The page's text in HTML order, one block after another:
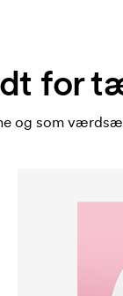
for
og som